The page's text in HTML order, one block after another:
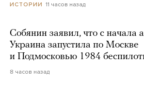
ИСТОРИИ 11 часов назад
Собянин заявил, что с начала
Украина запустила по Москве
и Подмосковью 1984
8 часов назад